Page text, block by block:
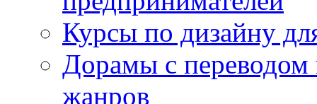
Курсы по дизайну
Дорамы с переводом
жанров